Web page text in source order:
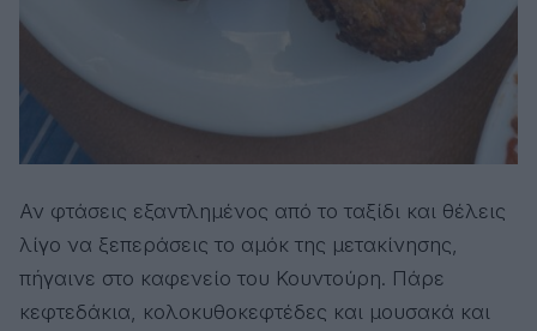
Αν φτάσεις εξαντλημένος από το ταξίδι και θέλεις
λίγο να ξεπεράσεις το αμόκ της μετακίνησης,
πήγαινε στο καφενείο του Κουντούρη. Πάρε
κεφτεδάκια, κολοκυθοκεφτέδες και μουσακά και